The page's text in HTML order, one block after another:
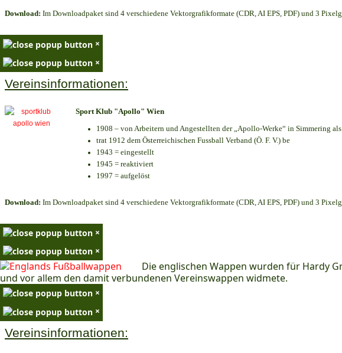
Download: Im Downloadpaket sind 4 verschiedene Vektorgrafikformate (CDR, AI EPS, PDF) und 3
×
×
Vereinsinformationen:
Sport Klub "Apollo" Wien
1908 – von Arbeitern und Angestellten der „Apollo-Werke“ in Simmering
trat 1912 dem Österreichischen Fussball Verband (Ö. F. V.) be
1943 = eingestellt
1945 = reaktiviert
1997 = aufgelöst
Download: Im Downloadpaket sind 4 verschiedene Vektorgrafikformate (CDR, AI EPS, PDF) und 3
×
×
Die englischen Wappen wurden für Hardy
und vor allem den damit verbundenen Vereinswappen widmete.
×
×
Vereinsinformationen: